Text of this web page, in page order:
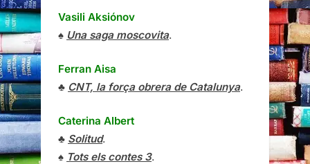
Vasili Aksiónov
♠ Una saga moscovita.
Ferran Aisa
♣ CNT, la força obrera de Catalunya.
Caterina Albert
♣ Solitud.
♠ Tots els contes 3.